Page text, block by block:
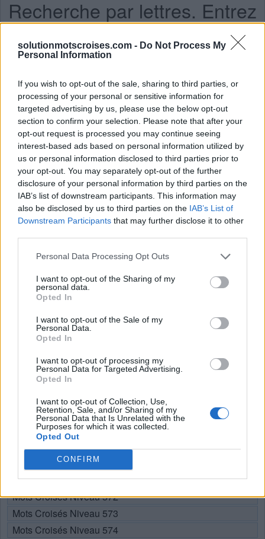
solutionmotscroises.com - Do Not Process My
Personal Information
If you wish to opt-out of the sale, sharing to third parties, or
processing of your personal or sensitive information for
targeted advertising by us, please use the below opt-out
section to confirm your selection. Please note that after your
opt-out request is processed you may continue seeing
interest-based ads based on personal information utilized by
us or personal information disclosed to third parties prior to
your opt-out. You may separately opt-out of the further
disclosure of your personal information by third parties on the
IAB’s list of downstream participants. This information may
also be disclosed by us to third parties on the IAB’s List of
Downstream Participants that may further disclose it to other
Personal Data Processing Opt Outs
I want to opt-out of the Sharing of my
personal data.
Opted In
I want to opt-out of the Sale of my
Personal Data.
Opted In
I want to opt-out of processing my
Personal Data for Targeted Advertising.
Opted In
I want to opt-out of Collection, Use,
Retention, Sale, and/or Sharing of my
Personal Data that Is Unrelated with the
Purposes for which it was collected.
Opted Out
CONFIRM
Recherche par lettres. Entrez
toutes les lettres du puzzle:
Recherche
lettres.
Entrez
toutes
les
lettres
puzzle:
Ici, vous pouvez rechercher votre réponse par numéro de
niveau, mais nous vous recommandons d'utiliser la
recherche par lettres.
Mots Croisés Niveau 551
Mots Croisés Niveau 552
Mots Croisés Niveau 553
Mots Croisés Niveau 554
Mots Croisés Niveau 555
Mots Croisés Niveau 559
Mots Croisés Niveau 560
Mots Croisés Niveau 561
Mots Croisés Niveau 562
Mots Croisés Niveau 563
Mots Croisés Niveau 564
Mots Croisés Niveau 565
Mots Croisés Niveau 566
Mots Croisés Niveau 567
Mots Croisés Niveau 568
Mots Croisés Niveau 569
Mots Croisés Niveau 570
Mots Croisés Niveau 571
Mots Croisés Niveau 572
Mots Croisés Niveau 573
Mots Croisés Niveau 574